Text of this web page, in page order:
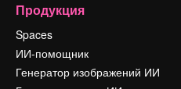
Продукция
Spaces
ИИ-помощник
Генератор изображений ИИ